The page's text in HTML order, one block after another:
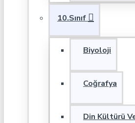
10.Sınıf
Biyoloji
Coğrafya
Din Kültürü